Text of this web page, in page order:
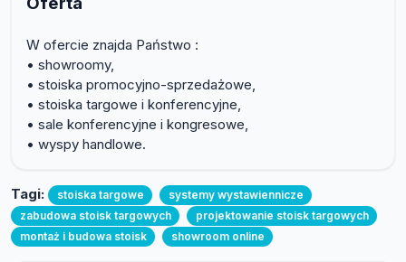
W ofercie znajda Państwo :
• showroomy,
• stoiska promocyjno-sprzedażowe,
• stoiska targowe i konferencyjne,
• sale konferencyjne i kongresowe,
• wyspy handlowe.
Tagi: stoiska targowe
systemy wystawiennicze
zabudowa stoisk targowych
projektowanie stoisk targowych
montaż i budowa stoisk
showroom online